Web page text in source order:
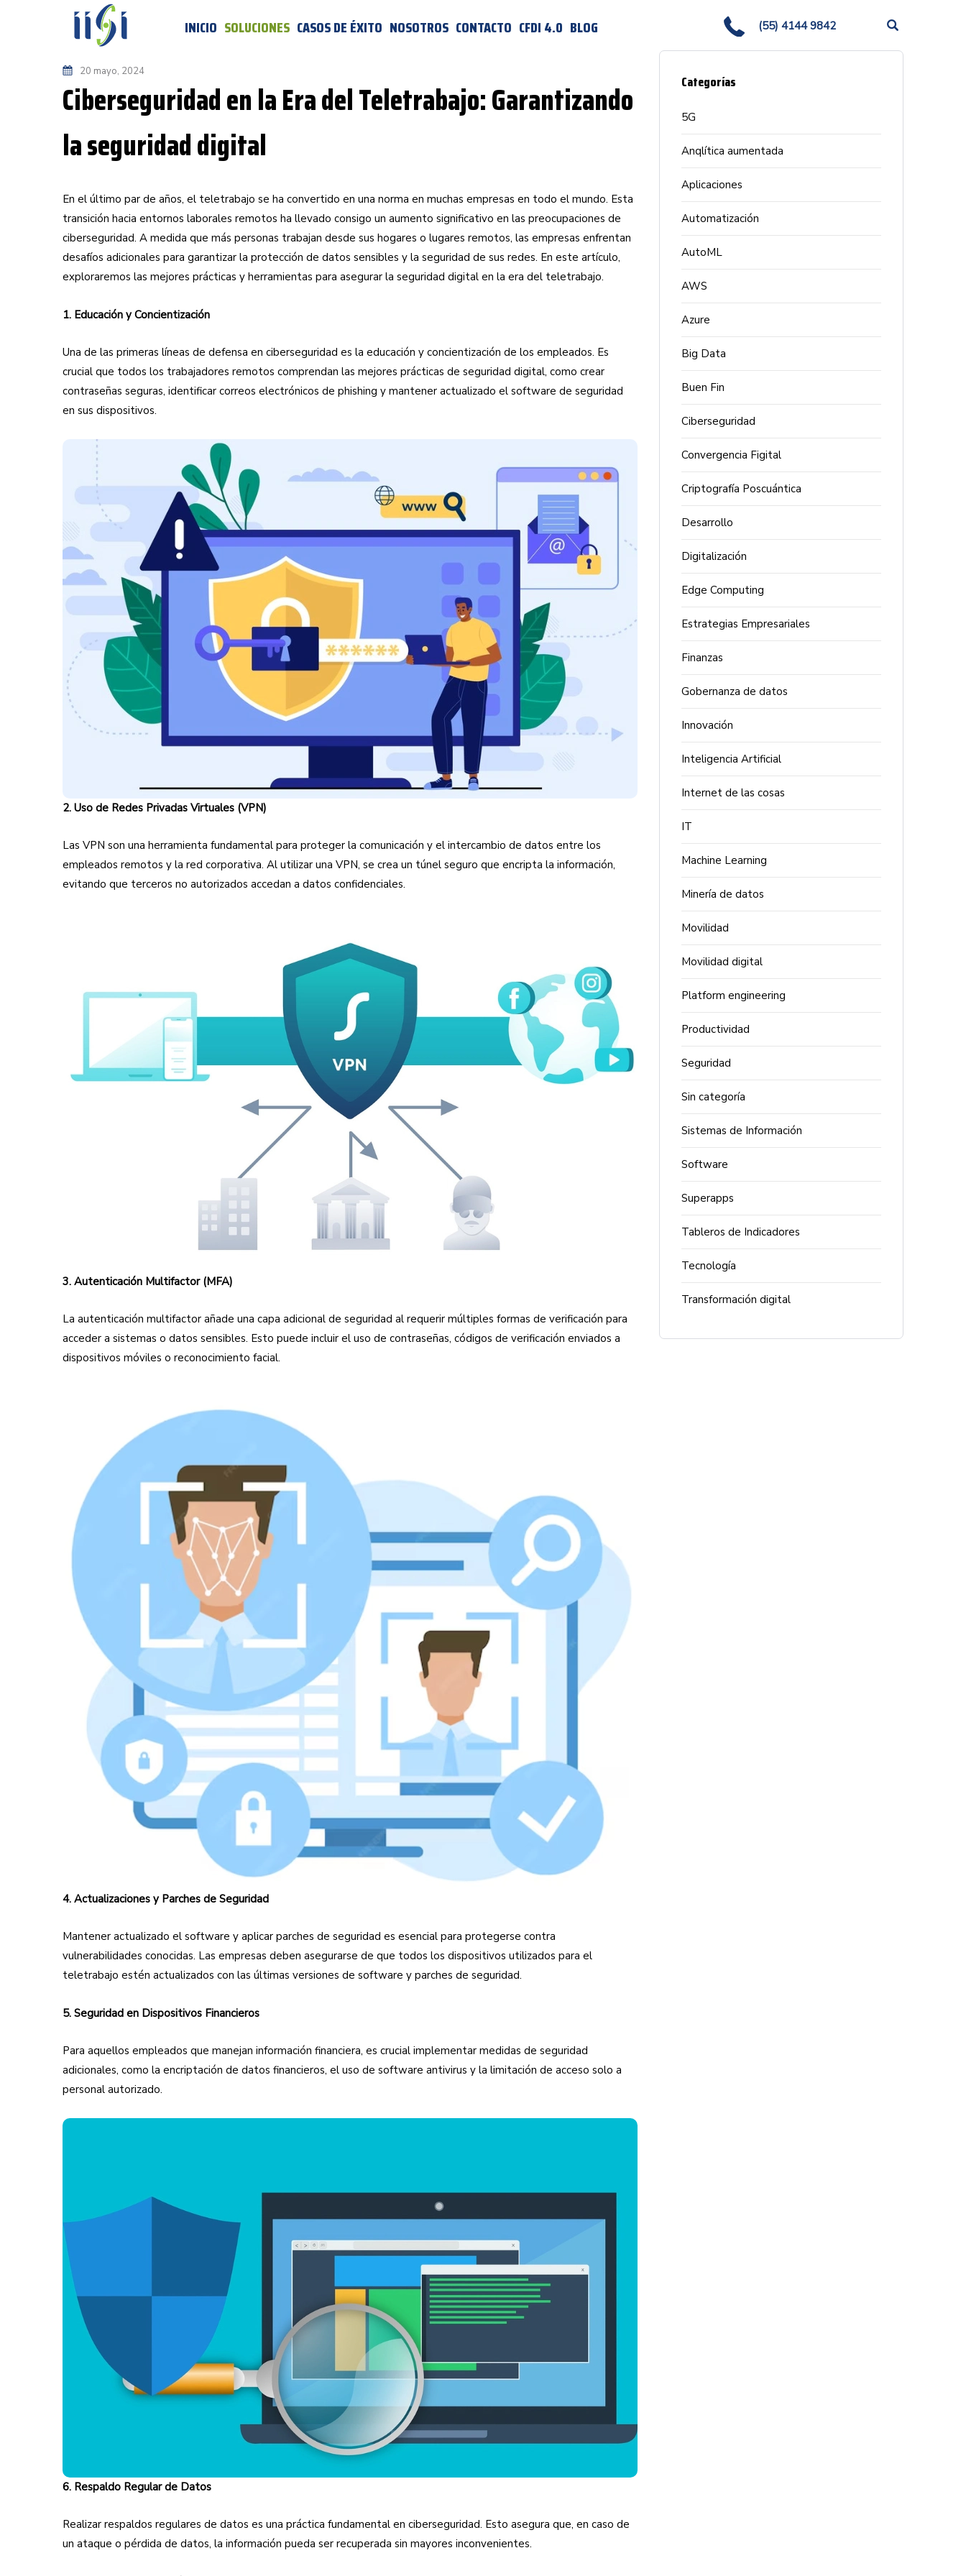
INICIO SOLUCIONES CASOS DE ÉXITO NOSOTROS CONTACTO CFDI 4.0 BLOG (55) 4144 9842
Categorías
5G
Anqlítica aumentada
Aplicaciones
Automatización
AutoML
AWS
Azure
Big Data
Buen Fin
Ciberseguridad
Convergencia Figital
Criptografía Poscuántica
Desarrollo
Digitalización
Edge Computing
Estrategias Empresariales
Finanzas
Gobernanza de datos
Innovación
Inteligencia Artificial
Internet de las cosas
IT
Machine Learning
Minería de datos
Movilidad
Movilidad digital
Platform engineering
Productividad
Seguridad
Sin categoría
Sistemas de Información
Software
Superapps
Tableros de Indicadores
Tecnología
Transformación digital
20 mayo, 2024
Ciberseguridad en la Era del Teletrabajo: Garantizando
la seguridad digital
En el último par de años, el teletrabajo se ha convertido en una norma en muchas empresas en todo el mundo. Esta
transición hacia entornos laborales remotos ha llevado consigo un aumento significativo en las preocupaciones de
ciberseguridad. A medida que más personas trabajan desde sus hogares o lugares remotos, las empresas enfrentan
desafíos adicionales para garantizar la protección de datos sensibles y la seguridad de sus redes. En este artículo,
exploraremos las mejores prácticas y herramientas para asegurar la seguridad digital en la era del teletrabajo.
1. Educación y Concientización
Una de las primeras líneas de defensa en ciberseguridad es la educación y concientización de los empleados. Es
crucial que todos los trabajadores remotos comprendan las mejores prácticas de seguridad digital, como crear
contraseñas seguras, identificar correos electrónicos de phishing y mantener actualizado el software de seguridad
en sus dispositivos.
2. Uso de Redes Privadas Virtuales (VPN)
Las VPN son una herramienta fundamental para proteger la comunicación y el intercambio de datos entre los
empleados remotos y la red corporativa. Al utilizar una VPN, se crea un túnel seguro que encripta la información,
evitando que terceros no autorizados accedan a datos confidenciales.
3. Autenticación Multifactor (MFA)
La autenticación multifactor añade una capa adicional de seguridad al requerir múltiples formas de verificación para
acceder a sistemas o datos sensibles. Esto puede incluir el uso de contraseñas, códigos de verificación enviados a
dispositivos móviles o reconocimiento facial.
4. Actualizaciones y Parches de Seguridad
Mantener actualizado el software y aplicar parches de seguridad es esencial para protegerse contra
vulnerabilidades conocidas. Las empresas deben asegurarse de que todos los dispositivos utilizados para el
teletrabajo estén actualizados con las últimas versiones de software y parches de seguridad.
5. Seguridad en Dispositivos Financieros
Para aquellos empleados que manejan información financiera, es crucial implementar medidas de seguridad
adicionales, como la encriptación de datos financieros, el uso de software antivirus y la limitación de acceso solo a
personal autorizado.
6. Respaldo Regular de Datos
Realizar respaldos regulares de datos es una práctica fundamental en ciberseguridad. Esto asegura que, en caso de
un ataque o pérdida de datos, la información pueda ser recuperada sin mayores inconvenientes.